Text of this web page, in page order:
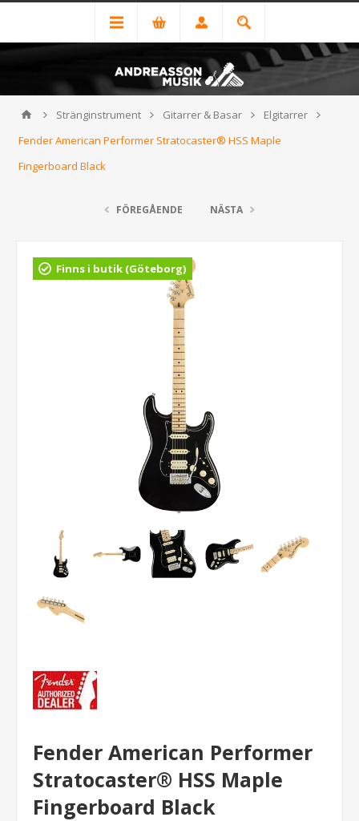
Stränginstrument Gitarrer & Basar
Elgitarrer
Fender American Performer Stratocaster® HSS Maple
Fingerboard Black
FÖREGÅENDE NÄSTA
Finns i butik (Göteborg)
Fender American Performer
Stratocaster® HSS Maple
Fingerboard Black